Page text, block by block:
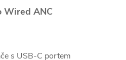
Wired ANC
s USB-C portem